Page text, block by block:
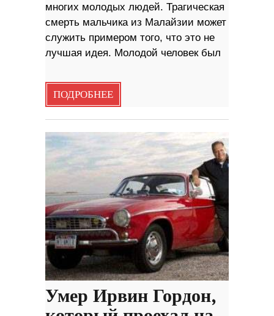
многих молодых людей. Трагическая
смерть мальчика из Малайзии может
служить примером того, что это не
лучшая идея. Молодой человек был
ПОДРОБНЕЕ
Умер Ирвин Гордон,